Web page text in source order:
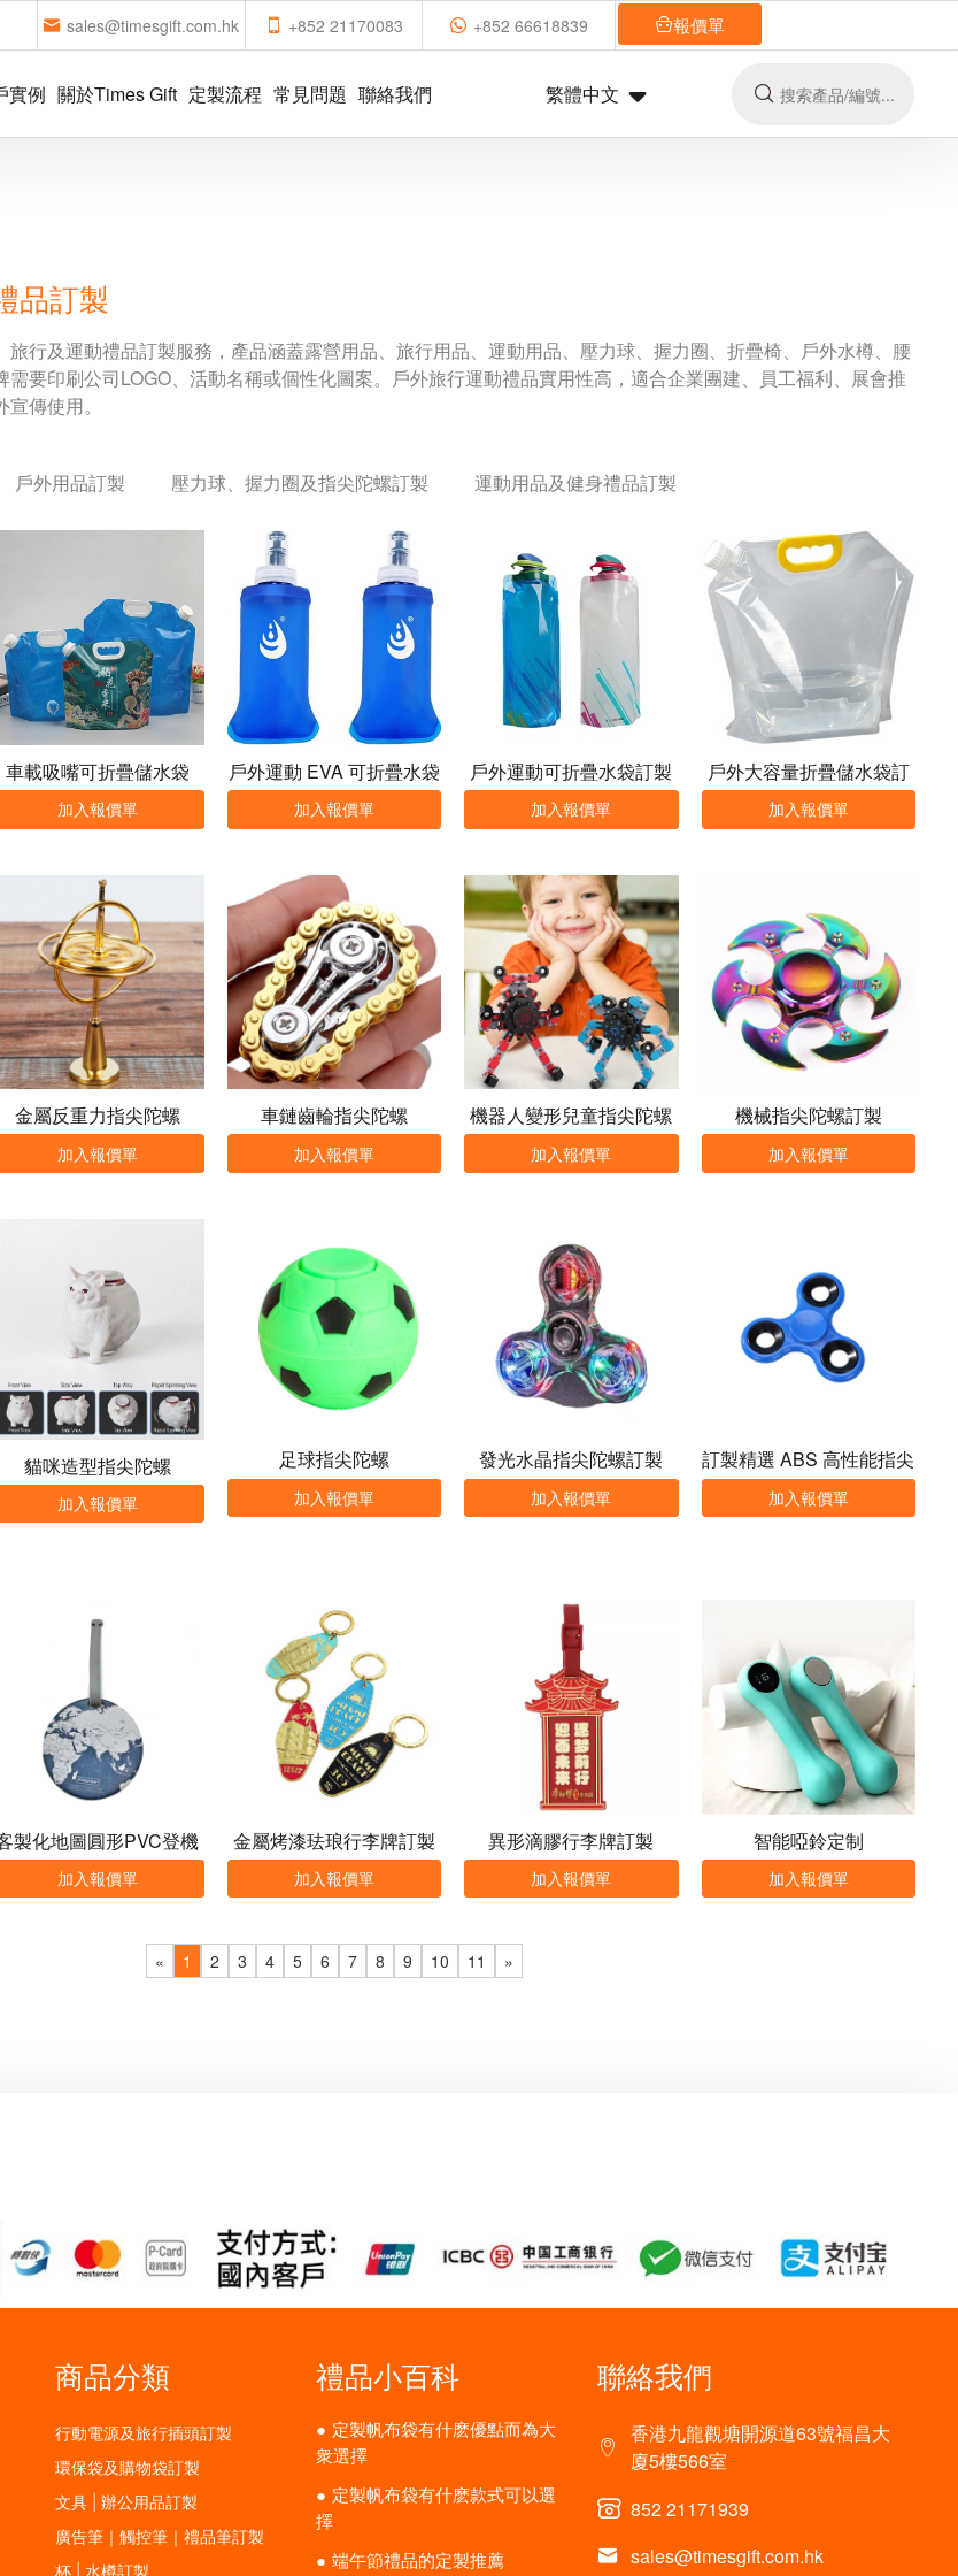
sales@timesgift.com.hk +852 21170083 +852 66618839 報價單
實例 關於Times Gift 定製流程 常見問題 聯絡我們 繁體中文
品訂製
旅行及運動禮品訂製服務，產品涵蓋露營用品、旅行用品、運動用品、壓力球、握力圈、折疊椅、戶外水樽、腰
要印刷公司LOGO、活動名稱或個性化圖案。戶外旅行運動禮品實用性高，適合企業團建、員工福利、展會推
傳使用。
戶外用品訂製 壓力球、握力圈及指尖陀螺訂製 運動用品及健身禮品訂製
車載吸嘴可折疊儲水袋
加入報價單
戶外運動 EVA 可折疊水袋
加入報價單
戶外運動可折疊水袋訂製
加入報價單
戶外大容量折疊儲水袋訂
製
加入報價單
金屬反重力指尖陀螺
加入報價單
車鏈齒輪指尖陀螺
加入報價單
機器人變形兒童指尖陀螺
加入報價單
機械指尖陀螺訂製
加入報價單
貓咪造型指尖陀螺
加入報價單
足球指尖陀螺
加入報價單
發光水晶指尖陀螺訂製
加入報價單
訂製精選 ABS 高性能指尖
陀螺
加入報價單
製化地圖圓形PVC登機
牌
加入報價單
金屬烤漆珐琅行李牌訂製
加入報價單
異形滴膠行李牌訂製
加入報價單
智能啞鈴定制
加入報價單
« 1 2 3 4 5 6 7 8 9 10 11 »
商品分類
行動電源及旅行插頭訂製
環保袋及購物袋訂製
文具 | 辦公用品訂製
廣告筆｜觸控筆｜禮品筆訂製
杯 | 水樽訂製
禮品小百科
定製帆布袋有什麽優點而為大
衆選擇
定製帆布袋有什麽款式可以選
擇
端午節禮品的定製推薦
聯絡我們
香港九龍觀塘開源道63號福昌大
廈5樓566室
852 21171939
sales@timesgift.com.hk